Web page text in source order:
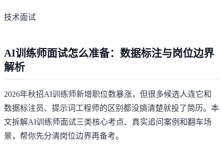
技术面试
AI训练师面试怎么准备：数据标注与岗位边界
解析
2026年秋招AI训练师新增职位数暴涨，但很多候选人连它和
数据标注员、提示词工程师的区别都没搞清楚就投了简历。本
文拆解AI训练师面试三类核心考点、真实追问案例和翻车场
景，帮你先分清岗位边界再备考。